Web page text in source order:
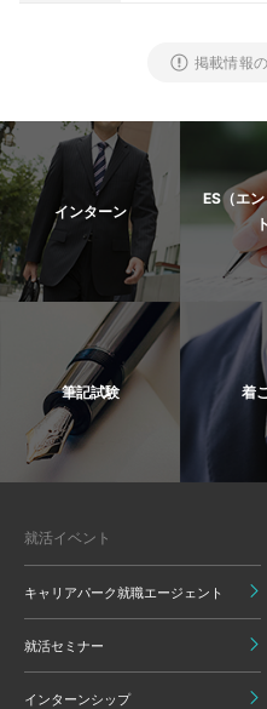
掲載情報
インターン
ES（エ
筆記試験 着
就活イベント
キャリアパーク就職エージェント
就活セミナー
インターンシップ